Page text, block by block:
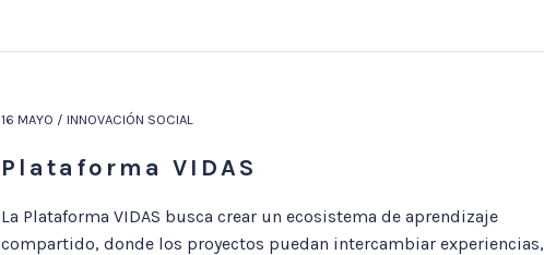
16 MAYO / INNOVACIÓN SOCIAL
Plataforma VIDAS
La Plataforma VIDAS busca crear un ecosistema de aprendizaje
compartido, donde los proyectos puedan intercambiar experiencias,